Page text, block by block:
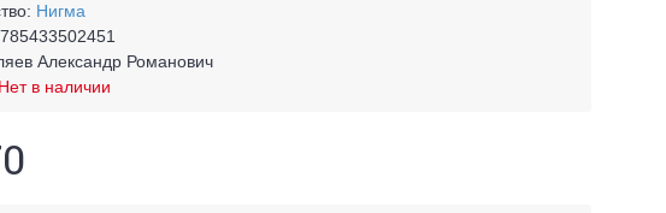
Нигма
Александр Романович
Нет в наличии